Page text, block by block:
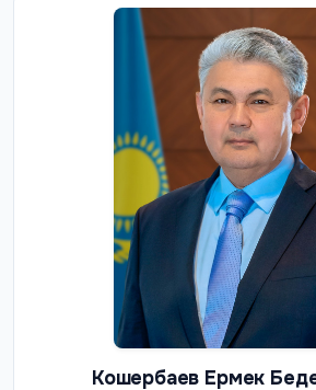
Кошербаев Ермек